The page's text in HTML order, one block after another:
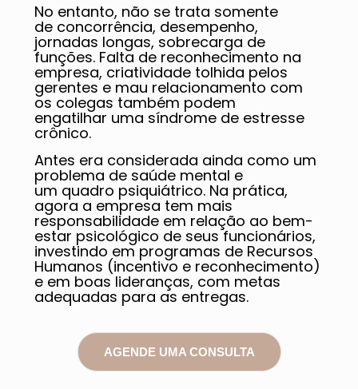
No entanto, não se trata somente
de concorrência, desempenho,
jornadas longas, sobrecarga de
funções. Falta de reconhecimento na
empresa, criatividade tolhida pelos
gerentes e mau relacionamento com
os colegas também podem
engatilhar uma síndrome de estresse
crônico.
Antes era considerada ainda como um
problema de saúde mental e
um quadro psiquiátrico. Na prática,
agora a empresa tem mais
responsabilidade em relação ao bem-
estar psicológico de seus funcionários,
investindo em programas de Recursos
Humanos (incentivo e reconhecimento)
e em boas lideranças, com metas
adequadas para as entregas.
AGENDE UMA CONSULTA